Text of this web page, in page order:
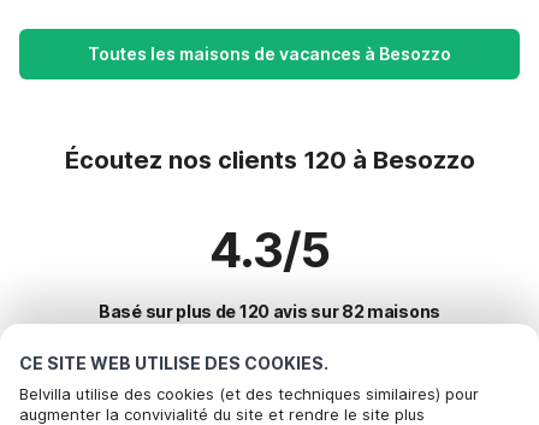
CE SITE WEB UTILISE DES COOKIES.
Belvilla utilise des cookies (et des techniques similaires) pour
augmenter la convivialité du site et rendre le site plus
Toutes les maisons de vacances à Besozzo
Écoutez nos clients 120 à Besozzo
4.3/5
Basé sur plus de 120 avis sur 82 maisons
Destinations les plus populaires pour les